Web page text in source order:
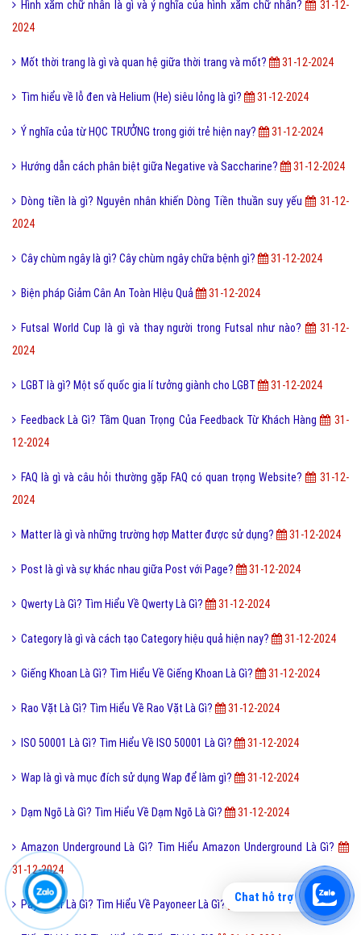
Hình xăm chữ nhẫn là gì và ý nghĩa của hình xăm chữ nhẫn?
31-12-
2024
Mốt thời trang là gì và quan hệ giữa thời trang và mốt? 31-12-2024
Tìm hiểu về lỗ đen và Helium (He) siêu lỏng là gì? 31-12-2024
Ý nghĩa của từ HỌC TRƯỞNG trong giới trẻ hiện nay? 31-12-2024
Hướng dẫn cách phân biệt giữa Negative và Saccharine? 31-12-2024
Dòng tiền là gì? Nguyên nhân khiến Dòng Tiền thuần suy yếu
31-12-
2024
Cây chùm ngây là gì? Cây chùm ngây chữa bệnh gì? 31-12-2024
Biện pháp Giảm Cân An Toàn HIệu Quả 31-12-2024
Futsal World Cup là gì và thay người trong Futsal như nào?
31-12-
2024
LGBT là gì? Một số quốc gia lí tưởng giành cho LGBT 31-12-2024
Feedback Là Gì? Tầm Quan Trọng Của Feedback Từ Khách Hàng
31-
12-2024
FAQ là gì và câu hỏi thường gặp FAQ có quan trọng Website?
31-12-
2024
Matter là gì và những trường hợp Matter được sử dụng? 31-12-2024
Post là gì và sự khác nhau giữa Post với Page? 31-12-2024
Qwerty Là Gì? Tìm Hiểu Về Qwerty Là Gì? 31-12-2024
Category là gì và cách tạo Category hiệu quả hiện nay? 31-12-2024
Giếng Khoan Là Gì? Tìm Hiểu Về Giếng Khoan Là Gì? 31-12-2024
Rao Vặt Là Gì? Tìm Hiểu Về Rao Vặt Là Gì? 31-12-2024
ISO 50001 Là Gì? Tìm Hiểu Về ISO 50001 Là Gì? 31-12-2024
Wap là gì và mục đích sử dụng Wap để làm gì? 31-12-2024
Dạm Ngõ Là Gì? Tìm Hiểu Về Dạm Ngõ Là Gì? 31-12-2024
Amazon Underground Là Gì? Tìm Hiểu Amazon Underground Là Gì?
31-12-2024
Payoneer Là Gì? Tìm Hiểu Về Payoneer Là Gì? 31-12-2024
Chat hỗ trợ